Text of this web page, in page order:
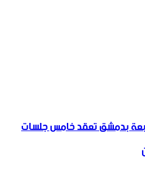
بدمشق تعقد خامس جلسات